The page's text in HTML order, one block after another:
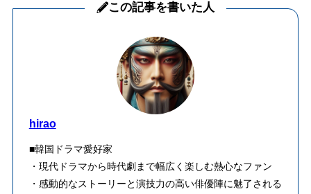
この記事を書いた人
hirao
■韓国ドラマ愛好家
・現代ドラマから時代劇まで幅広く楽しむ熱心なファン
・感動的なストーリーと演技力の高い俳優陣に魅了される